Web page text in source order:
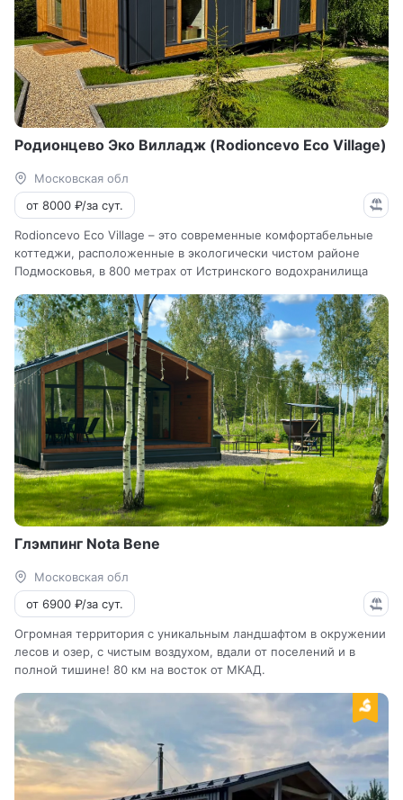
Родионцево Эко Вилладж (Rodioncevo Eco Village)
Московская обл
от 8000 ₽/за сут.
Rodioncevo Eco Village – это современные комфортабельные
коттеджи, расположенные в экологически чистом районе
Подмосковья, в 800 метрах от Истринского водохранилища
Глэмпинг Nota Bene
Московская обл
от 6900 ₽/за сут.
Огромная территория с уникальным ландшафтом в окружении
лесов и озер, с чистым воздухом, вдали от поселений и в
полной тишине! 80 км на восток от МКАД.